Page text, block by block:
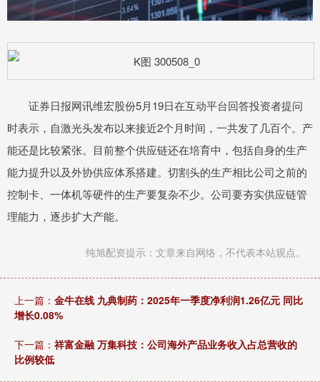
证券日报网讯维宏股份5月19日在互动平台回答投资者提问
时表示，自激光头发布以来接近2个月时间，一共发了几百个。产
能还是比较紧张。目前整个供应链还在培育中，包括自身的生产
能力提升以及外协供应体系搭建。切割头的生产相比公司之前的
控制卡、一体机等硬件的生产要复杂不少。公司要夯实供应链管
理能力，逐步扩大产能。
纯旭配资提示：文章来自网络，不代表本站观点。
上一篇： 金牛在线 九典制药：2025年一季度净利润1.26亿元 同比
增长0.08%
下一篇： 祥富金融 万集科技：公司海外产品业务收入占总营收的
比例较低